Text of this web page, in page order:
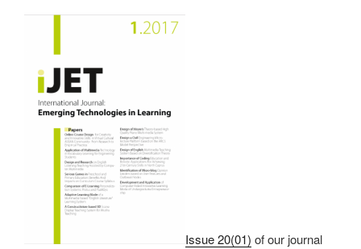
Issue 20(01) of our journal